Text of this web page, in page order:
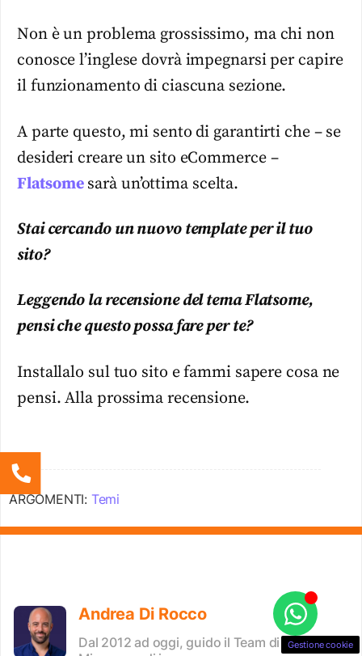
Non è un problema grossissimo, ma chi non
conosce l’inglese dovrà impegnarsi per capire
il funzionamento di ciascuna sezione.
A parte questo, mi sento di garantirti che – se
desideri creare un sito eCommerce –
Flatsomesarà un’ottima scelta.
Stai cercando un nuovo template per il tuo
sito?
Leggendo la recensione del tema Flatsome,
pensi che questo possa fare per te?
Installalo sul tuo sito e fammi sapere cosa ne
pensi. Alla prossima recensione.
ARGOMENTI: Temi
Andrea Di Rocco
Dal 2012 ad oggi, guido il Team di SOS WP.
Gestione cookie